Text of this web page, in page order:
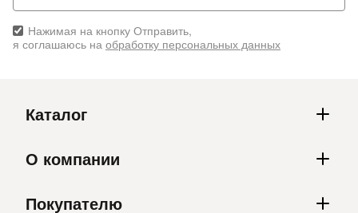
Нажимая на кнопку Отправить,
я соглашаюсь на обработку персональных данных
Каталог
О компании
Покупателю